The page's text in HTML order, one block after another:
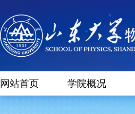
网站首页 学院概况